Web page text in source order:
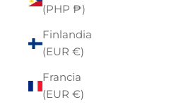
(PHP ₱)
Finlandia
(EUR €)
Francia
(EUR €)